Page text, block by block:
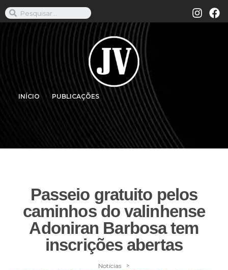
INÍCIO PUBLICAÇÕES
Passeio gratuito pelos
caminhos do valinhense
Adoniran Barbosa tem
inscrições abertas
Notícias >